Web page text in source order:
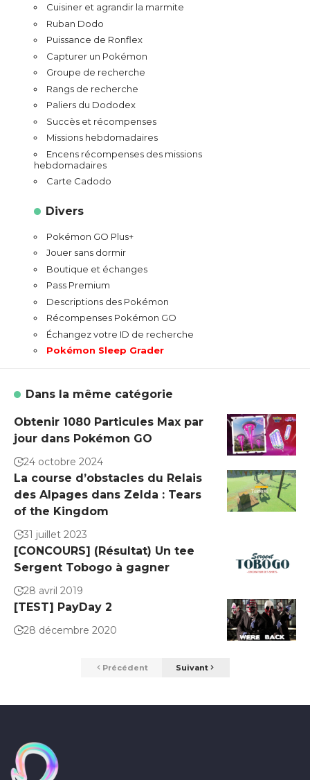
Cuisiner et agrandir la marmite
Ruban Dodo
Puissance de Ronflex
Capturer un Pokémon
Groupe de recherche
Rangs de recherche
Paliers du Dododex
Succès et récompenses
Missions hebdomadaires
Encens récompenses des missions
hebdomadaires
Carte Cadodo
Divers
Pokémon GO Plus+
Jouer sans dormir
Boutique et échanges
Pass Premium
Descriptions des Pokémon
Récompenses Pokémon GO
Échangez votre ID de recherche
Pokémon Sleep Grader
Dans la même catégorie
Obtenir 1080 Particules Max par
jour dans Pokémon GO
24 octobre 2024
La course d’obstacles du Relais
des Alpages dans Zelda : Tears
of the Kingdom
31 juillet 2023
[CONCOURS] (Résultat) Un tee
Sergent Tobogo à gagner
28 avril 2019
[TEST] PayDay 2
28 décembre 2020
Précédent Suivant